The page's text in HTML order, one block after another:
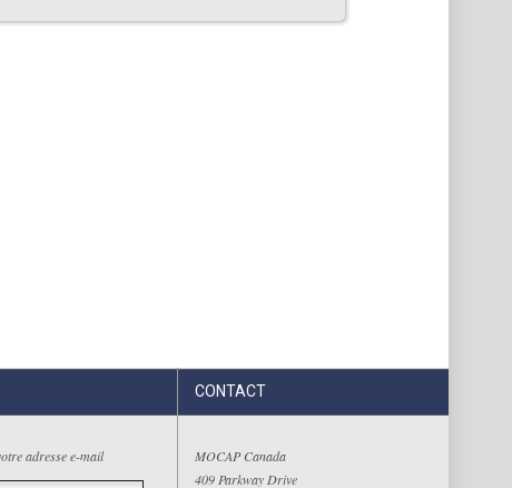
adresse e-mail
CONTACT
MOCAP Canada
409 Parkway Drive